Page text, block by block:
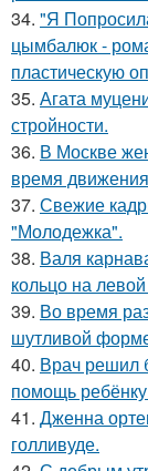
34. "Я
цымбалюк -
пластическую
35. Агата
стройности.
36. В Москве
время
37. Свежие
"Молодежка".
38. Валя
кольцо на
39. Во время
шутливой
40. Врач решил
помощь
41. Дженна
голливуде.